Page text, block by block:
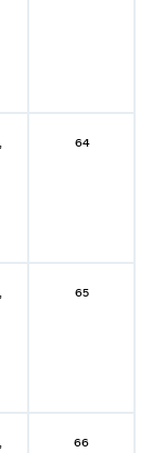
64
65
66